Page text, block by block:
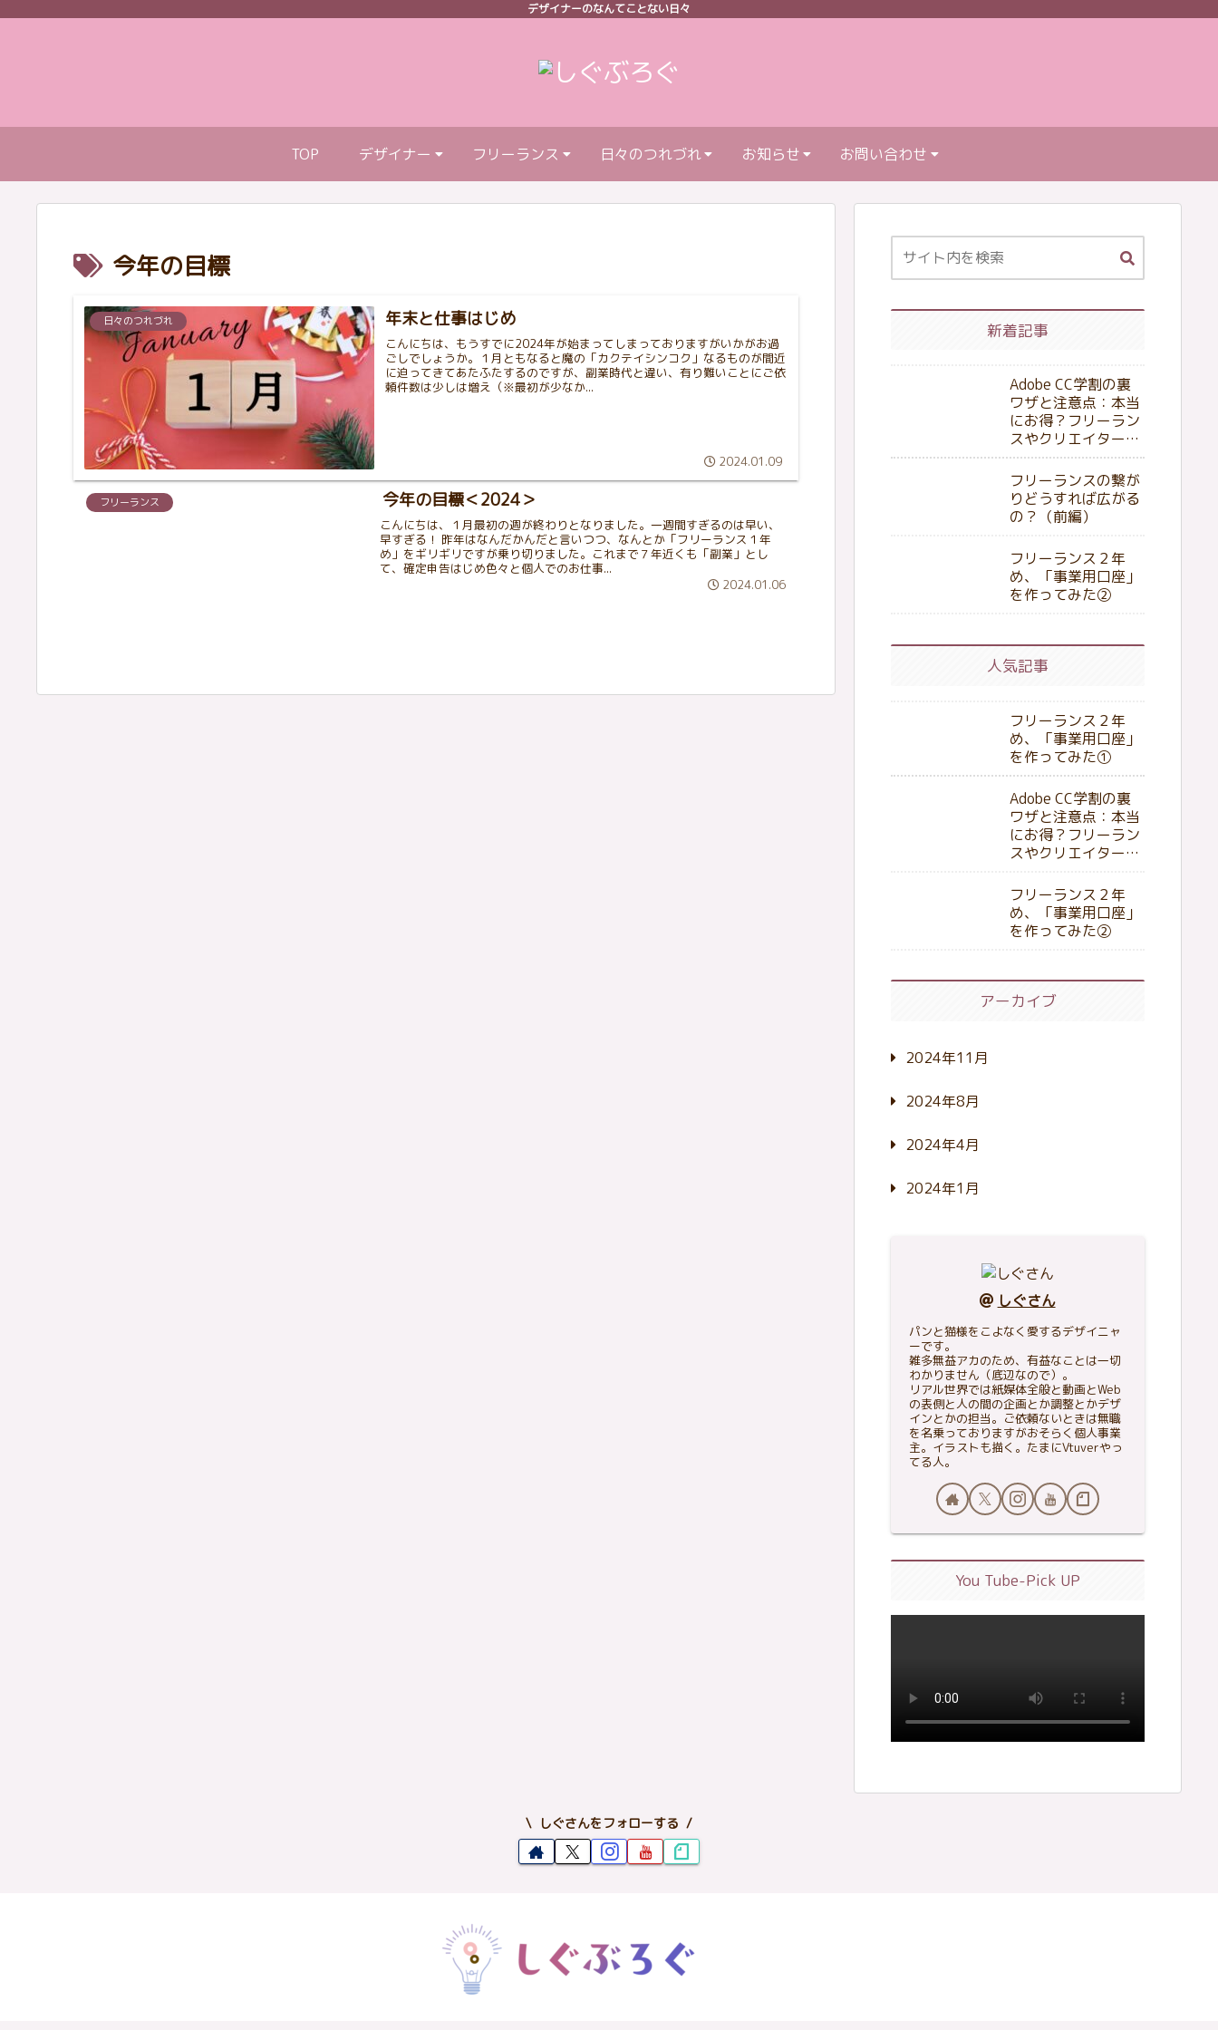
デザイナーのなんてことない日々
TOP デザイナー フリーランス 日々のつれづれ お知らせ お問い合わせ
今年の目標
日々のつれづれ 年末と仕事はじめ
こんにちは、もうすでに2024年が始まってしまっておりますがいかがお過
ごしでしょうか。１月ともなると魔の「カクテイシンコク」なるものが間近
に迫ってきてあたふたするのですが、副業時代と違い、有り難いことにご依
頼件数は少しは増え（※最初が少なか...
2024.01.09
フリーランス 今年の目標＜2024＞
こんにちは、１月最初の週が終わりとなりました。一週間すぎるのは早い、
早すぎる！ 昨年はなんだかんだと言いつつ、なんとか「フリーランス１年
め」をギリギリですが乗り切りました。これまで７年近くも「副業」とし
て、確定申告はじめ色々と個人でのお仕事...
2024.01.06
新着記事
Adobe CC学割の裏
ワザと注意点：本当
にお得？フリーラン
スやクリエイターが
知っておくべきポイ
ント
フリーランスの繋が
りどうすれば広がる
の？（前編）
フリーランス２年
め、「事業用口座」
を作ってみた②
人気記事
フリーランス２年
め、「事業用口座」
を作ってみた①
Adobe CC学割の裏
ワザと注意点：本当
にお得？フリーラン
スやクリエイターが
ント
フリーランス２年
め、「事業用口座」
を作ってみた②
アーカイブ
2024年11月
2024年8月
2024年4月
2024年1月
しぐさん
パンと猫様をこよなく愛するデザイニャ
ーです。
雑多無益アカのため、有益なことは一切
わかりません（底辺なので）。
リアル世界では紙媒体全般と動画とWeb
の表側と人の間の企画とか調整とかデザ
インとかの担当。ご依頼ないときは無職
を名乗っておりますがおそらく個人事業
主。イラストも描く。たまにVtuverやっ
てる人。
You Tube-Pick UP
しぐさんをフォローする